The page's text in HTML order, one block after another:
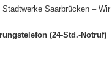
Stadtwerke Saarbrücken –
(24-Std.-Notruf)